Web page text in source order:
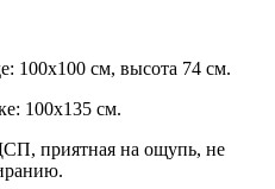
100х100 см, высота 74 см.
100х135 см.
приятная на ощупь, не